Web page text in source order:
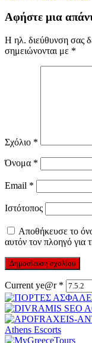
Αφήστε μια
Η ηλ. διεύθυνση σας
σημειώνονται με *
Σχόλιο *
Όνομα *
Email *
Ιστότοπος
Αποθήκευσε το
αυτόν τον πλοηγό
Current ye@r *
Athens Escorts